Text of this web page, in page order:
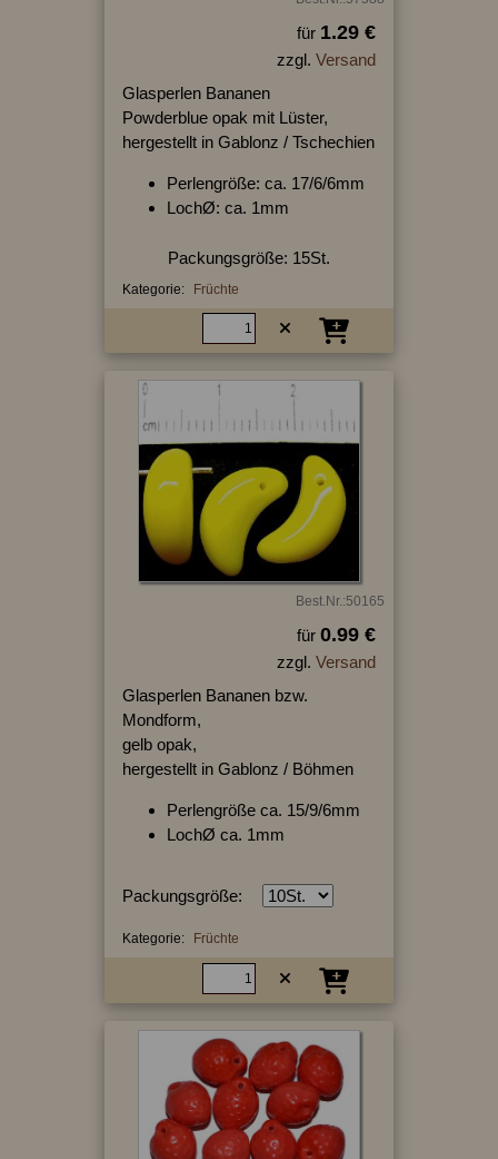
für 1.29 €
zzgl. Versand
Glasperlen Bananen
Powderblue opak mit Lüster,
hergestellt in Gablonz / Tschechien
Perlengröße: ca. 17/6/6mm
LochØ: ca. 1mm
Packungsgröße: 15St.
Kategorie: Früchte
Best.Nr.:50165
für 0.99 €
zzgl. Versand
Glasperlen Bananen bzw.
Mondform,
gelb opak,
hergestellt in Gablonz / Böhmen
Perlengröße ca. 15/9/6mm
LochØ ca. 1mm
Packungsgröße:
Kategorie: Früchte